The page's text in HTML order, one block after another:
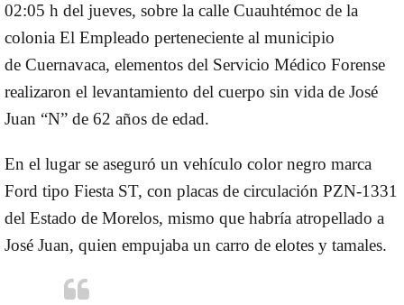
02:05 h del jueves, sobre la calle Cuauhtémoc de la
colonia El Empleado perteneciente al municipio
de Cuernavaca, elementos del Servicio Médico Forense
realizaron el levantamiento del cuerpo sin vida de José
Juan “N” de 62 años de edad.
En el lugar se aseguró un vehículo color negro marca
Ford tipo Fiesta ST, con placas de circulación PZN-1331
del Estado de Morelos, mismo que habría atropellado a
José Juan, quien empujaba un carro de elotes y tamales.